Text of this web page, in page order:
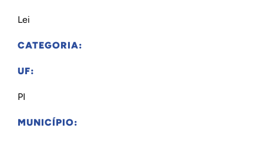
Lei
CATEGORIA:
UF:
PI
MUNICÍPIO: